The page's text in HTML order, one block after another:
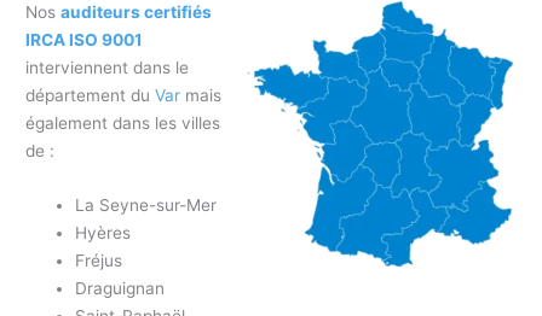
Nosauditeurs certifiés
IRCA ISO 9001
interviennent dans le
département duVar mais
également dans les villes
de :
La Seyne-sur-Mer
Hyères
Fréjus
Draguignan